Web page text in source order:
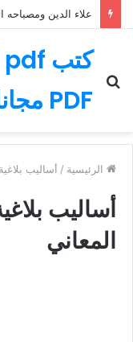
علاء الدين ومصباحه
PDF مجاناعن
الرئيسية / أساليب
أساليب
المعاني